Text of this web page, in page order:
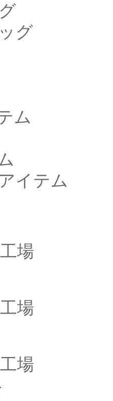
グ
ム
イテム
場
場
場